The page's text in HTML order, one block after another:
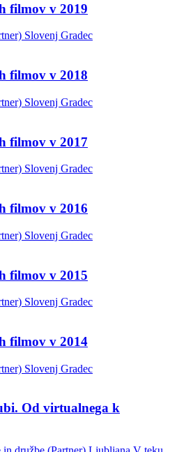
filmov v 2019
Slovenj Gradec
filmov v 2018
Slovenj Gradec
filmov v 2017
Slovenj Gradec
filmov v 2016
Slovenj Gradec
filmov v 2015
Slovenj Gradec
filmov v 2014
Slovenj Gradec
Od virtualnega k